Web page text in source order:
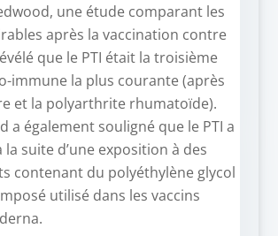
une étude comparant les
après la vaccination contre
que le PTI était la troisième
immune la plus courante (après
et la polyarthrite rhumatoïde).
a également souligné que le PTI a
la suite d’une exposition à des
contenant du polyéthylène glycol
utilisé dans les vaccins